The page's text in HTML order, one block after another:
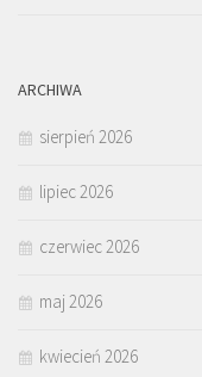
ARCHIWA
sierpień 2026
lipiec 2026
czerwiec 2026
maj 2026
kwiecień 2026